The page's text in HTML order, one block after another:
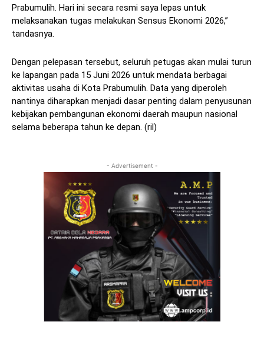
Prabumulih. Hari ini secara resmi saya lepas untuk
melaksanakan tugas melakukan Sensus Ekonomi 2026,”
tandasnya.
Dengan pelepasan tersebut, seluruh petugas akan mulai turun
ke lapangan pada 15 Juni 2026 untuk mendata berbagai
aktivitas usaha di Kota Prabumulih. Data yang diperoleh
nantinya diharapkan menjadi dasar penting dalam penyusunan
kebijakan pembangunan ekonomi daerah maupun nasional
selama beberapa tahun ke depan. (ril)
- Advertisement -